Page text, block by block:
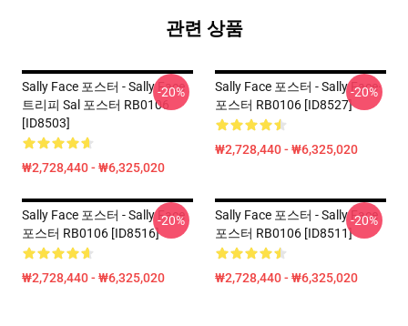
관련 상품
Sally Face 포스터 - Sally Face
트리피 Sal 포스터 RB0106
[ID8503]
₩2,728,440 - ₩6,325,020
-20%
Sally Face 포스터 - Sally Face·
포스터 RB0106 [ID8527]
₩2,728,440 - ₩6,325,020
-20%
Sally Face 포스터 - Sally Face
포스터 RB0106 [ID8516]
₩2,728,440 - ₩6,325,020
-20%
Sally Face 포스터 - Sally Face
포스터 RB0106 [ID8511]
₩2,728,440 - ₩6,325,020
-20%